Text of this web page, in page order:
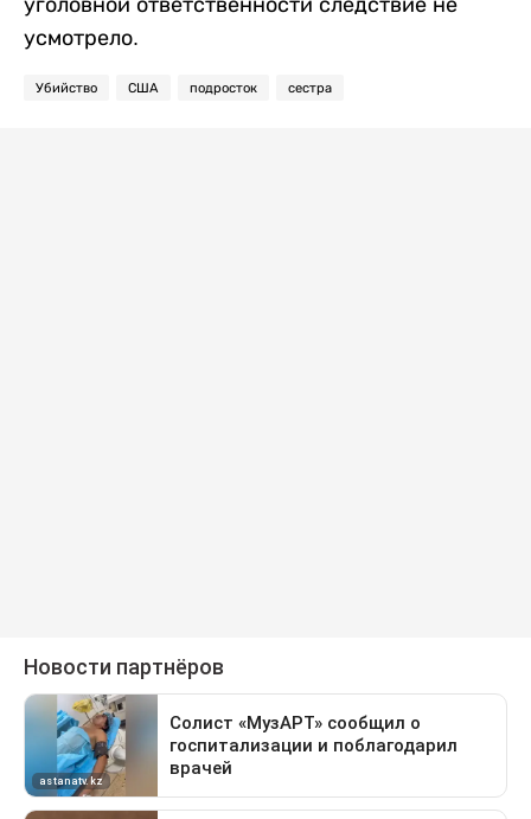
уголовной ответственности следствие не
усмотрело.
Убийство США подросток сестра